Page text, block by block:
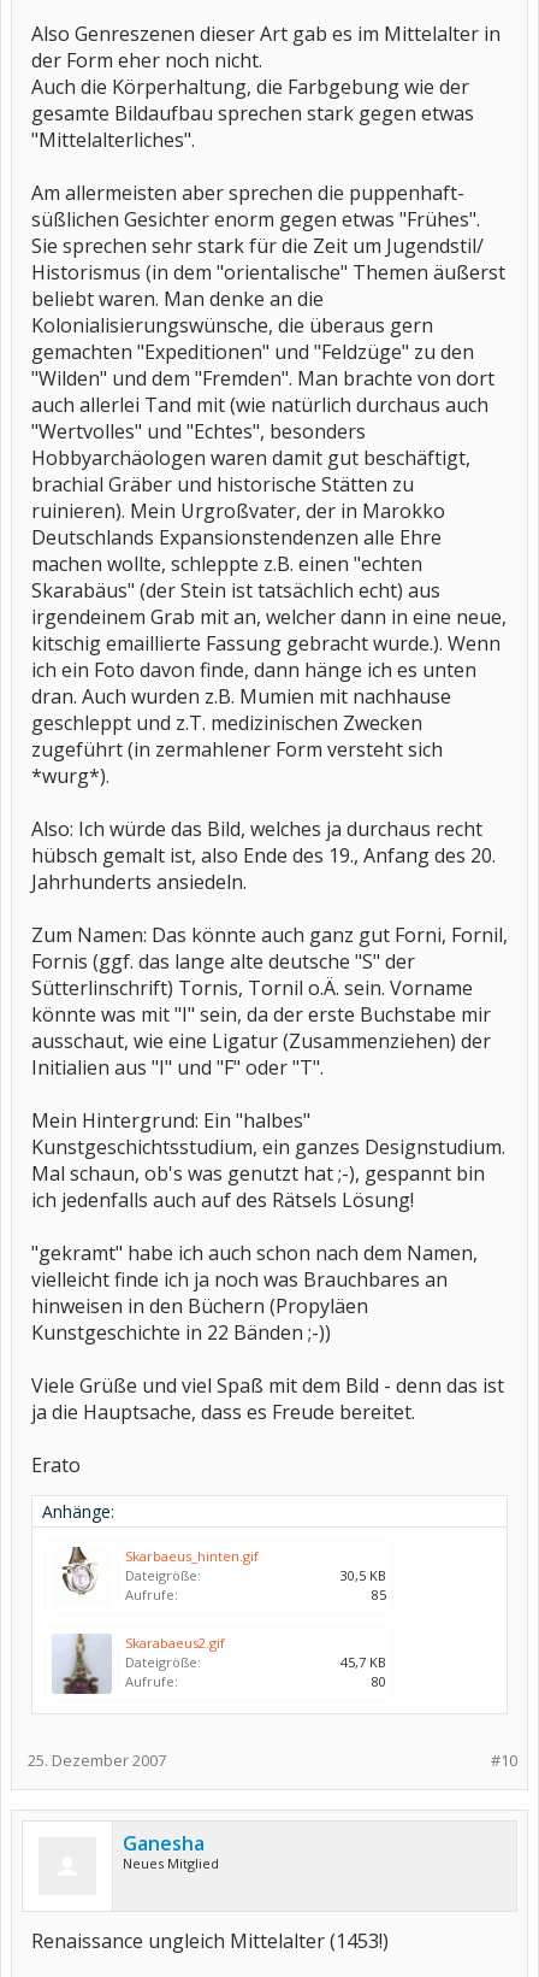
Also Genreszenen dieser Art gab es im Mittelalter in
der Form eher noch nicht.
Auch die Körperhaltung, die Farbgebung wie der
gesamte Bildaufbau sprechen stark gegen etwas
"Mittelalterliches".
Am allermeisten aber sprechen die puppenhaft-
süßlichen Gesichter enorm gegen etwas "Frühes".
Sie sprechen sehr stark für die Zeit um Jugendstil/
Historismus (in dem "orientalische" Themen äußerst
beliebt waren. Man denke an die
Kolonialisierungswünsche, die überaus gern
gemachten "Expeditionen" und "Feldzüge" zu den
"Wilden" und dem "Fremden". Man brachte von dort
auch allerlei Tand mit (wie natürlich durchaus auch
"Wertvolles" und "Echtes", besonders
Hobbyarchäologen waren damit gut beschäftigt,
brachial Gräber und historische Stätten zu
ruinieren). Mein Urgroßvater, der in Marokko
Deutschlands Expansionstendenzen alle Ehre
machen wollte, schleppte z.B. einen "echten
Skarabäus" (der Stein ist tatsächlich echt) aus
irgendeinem Grab mit an, welcher dann in eine neue,
kitschig emaillierte Fassung gebracht wurde.). Wenn
ich ein Foto davon finde, dann hänge ich es unten
dran. Auch wurden z.B. Mumien mit nachhause
geschleppt und z.T. medizinischen Zwecken
zugeführt (in zermahlener Form versteht sich
*wurg*).
Also: Ich würde das Bild, welches ja durchaus recht
hübsch gemalt ist, also Ende des 19., Anfang des 20.
Jahrhunderts ansiedeln.
Zum Namen: Das könnte auch ganz gut Forni, Fornil,
Fornis (ggf. das lange alte deutsche "S" der
Sütterlinschrift) Tornis, Tornil o.Ä. sein. Vorname
könnte was mit "I" sein, da der erste Buchstabe mir
ausschaut, wie eine Ligatur (Zusammenziehen) der
Initialien aus "I" und "F" oder "T".
Mein Hintergrund: Ein "halbes"
Kunstgeschichtsstudium, ein ganzes Designstudium.
Mal schaun, ob's was genutzt hat ;-), gespannt bin
ich jedenfalls auch auf des Rätsels Lösung!
"gekramt" habe ich auch schon nach dem Namen,
vielleicht finde ich ja noch was Brauchbares an
hinweisen in den Büchern (Propyläen
Kunstgeschichte in 22 Bänden ;-))
Viele Grüße und viel Spaß mit dem Bild - denn das ist
ja die Hauptsache, dass es Freude bereitet.
Erato
Anhänge:
Skarbaeus_hinten.gif
Dateigröße:
30,5 KB
Aufrufe:
85
Skarabaeus2.gif
Dateigröße:
45,7 KB
Aufrufe:
80
#10
25. Dezember 2007
Ganesha
Neues Mitglied
Renaissance ungleich Mittelalter (1453!)